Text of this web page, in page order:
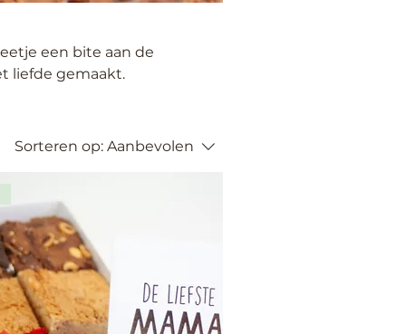
een bite aan de
liefde gemaakt.
Sorteren op: Aanbevolen